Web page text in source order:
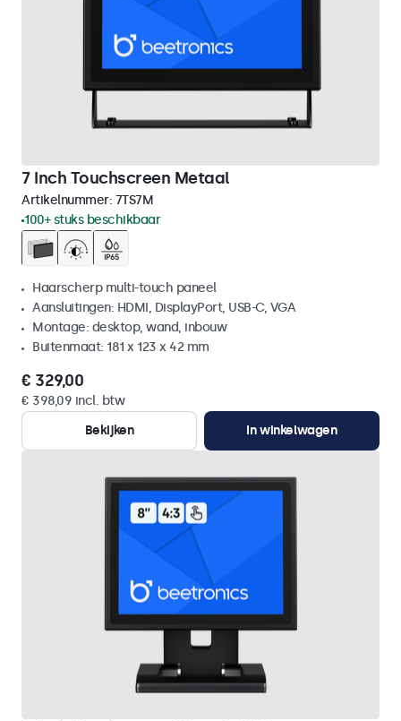
7 Inch Touchscreen Metaal
Artikelnummer: 7TS7M
100+ stuks beschikbaar
Haarscherp multi-touch paneel
Aansluitingen: HDMI, DisplayPort, USB-C, VGA
Montage: desktop, wand, inbouw
Buitenmaat: 181 x 123 x 42 mm
€ 329,00
€ 398,09 incl. btw
Bekijken
In winkelwagen